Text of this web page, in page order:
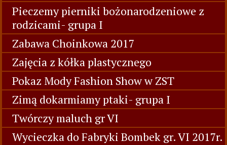
Pieczemy pierniki bożonarodzeniowe z
rodzicami- grupa I
Zabawa Choinkowa 2017
Zajęcia z kółka plastycznego
Pokaz Mody Fashion Show w ZST
Zimą dokarmiamy ptaki- grupa I
Twórczy maluch gr VI
Wycieczka do Fabryki Bombek gr. VI 2017r.